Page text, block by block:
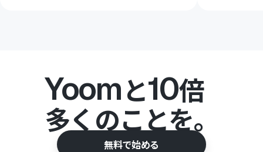
Yoomと10倍
多くのことを。
無料で始める